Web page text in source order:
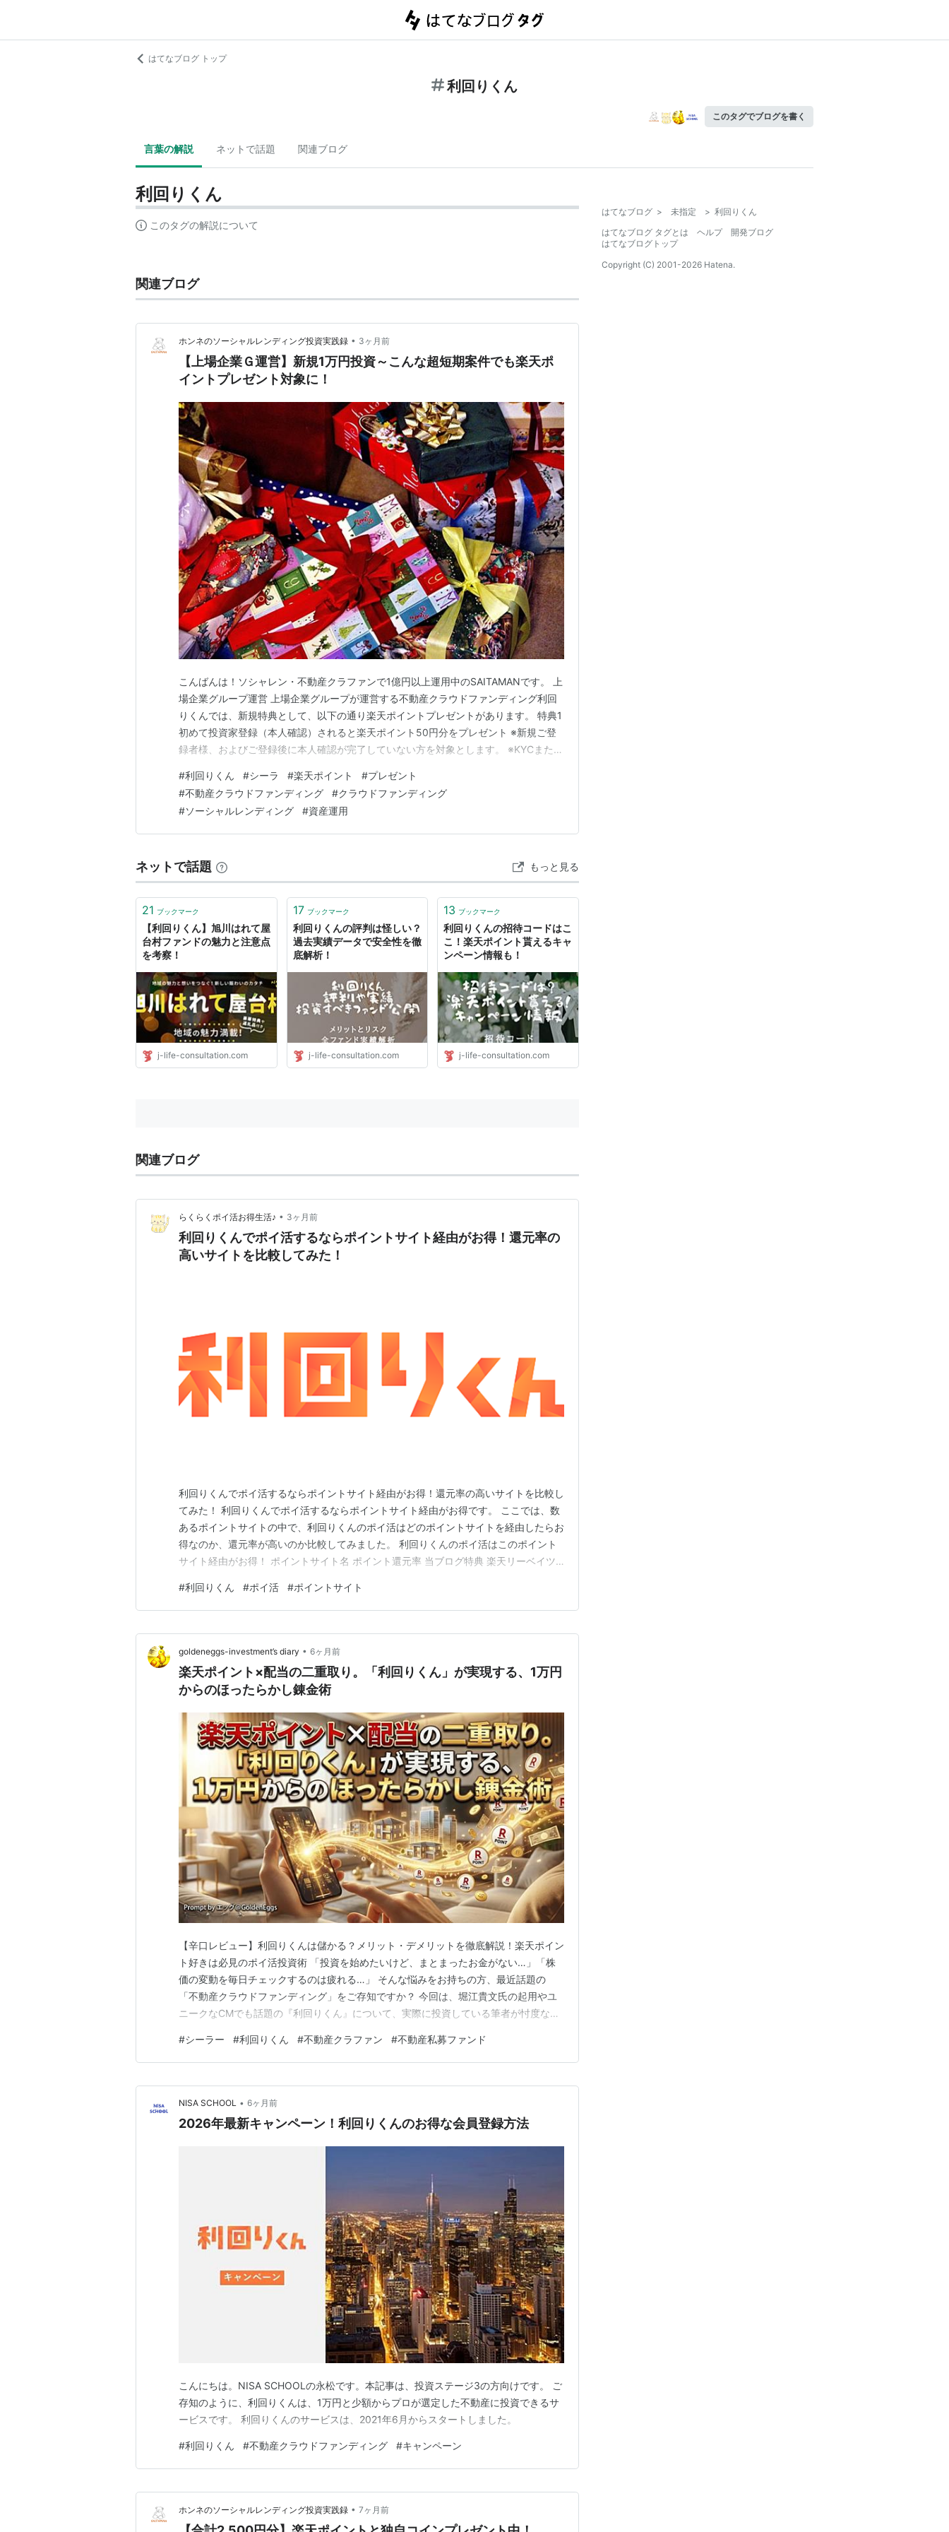
はてなブログ トップ
利回りくん
このタグでブログを書く
言葉の解説 ネットで話題 関連ブログ
利回りくん
このタグの解説について
関連ブログ
ホンネのソーシャルレンディング投資実践録 • 3ヶ月前
【上場企業Ｇ運営】新規1万円投資～こんな超短期案件でも楽天ポ
イントプレゼント対象に！
こんばんは！ソシャレン・不動産クラファンで1億円以上運用中のSAITAMANです。 上
場企業グループ運営 上場企業グループが運営する不動産クラウドファンディング利回
りくんでは、新規特典として、以下の通り楽天ポイントプレゼントがあります。 特典1
初めて投資家登録（本人確認）されると楽天ポイント50円分をプレゼント ※新規ご登
録者様、およびご登録後に本人確認が完了していない方を対象とします。 ※KYCまたは
イント連携が必要となります。 ※連携された楽天IDへ自動的にポイントを進呈させてい
ただきます。特典2初めて出資され…
#利回りくん #シーラ #楽天ポイント #プレゼント
#不動産クラウドファンディング #クラウドファンディング
#ソーシャルレンディング #資産運用
ネットで話題 もっと見る
21 ブックマーク
【利回りくん】旭川はれて屋
台村ファンドの魅力と注意点
を考察！
j-life-consultation.com
17 ブックマーク
利回りくんの評判は怪しい？
過去実績データで安全性を徹
底解析！
j-life-consultation.com
13 ブックマーク
利回りくんの招待コードはこ
こ！楽天ポイント貰えるキャ
ンペーン情報も！
j-life-consultation.com
関連ブログ
らくらくポイ活お得生活♪ • 3ヶ月前
利回りくんでポイ活するならポイントサイト経由がお得！還元率の
高いサイトを比較してみた！
利回りくんでポイ活するならポイントサイト経由がお得！還元率の高いサイトを比較し
てみた！ 利回りくんでポイ活するならポイントサイト経由がお得です。 ここでは、数
あるポイントサイトの中で、利回りくんのポイ活はどのポイントサイトを経由したらお
得なのか、還元率が高いのか比較してみました。 利回りくんのポイ活はこのポイント
サイト経由がお得！ ポイントサイト名 ポイント還元率 当ブログ特典 楽天リーベイツ
イント ハピタス（hapitas） +2,500円分 2,300円相当のポイント ECナビ +2,…
#利回りくん #ポイ活 #ポイントサイト
goldeneggs-investment’s diary • 6ヶ月前
楽天ポイント×配当の二重取り。「利回りくん」が実現する、1万円
からのほったらかし錬金術
【辛口レビュー】利回りくんは儲かる？メリット・デメリットを徹底解説！楽天ポイン
ト好きは必見のポイ活投資術 「投資を始めたいけど、まとまったお金がない…」「株
価の変動を毎日チェックするのは疲れる…」 そんな悩みをお持ちの方、最近話題の
「不動産クラウドファンディング」をご存知ですか？ 今回は、堀江貴文氏の起用やユ
ニークなCMでも話題の『利回りくん』について、実際に投資している筆者が忖度なし
ころ（デメリット）も辛口でぶっちゃけますので、投資判断の参考にしてください。
結論から言うと、「楽天ポイントを貯めている人」や「少額か…
#シーラー #利回りくん #不動産クラファン #不動産私募ファンド
NISA SCHOOL • 6ヶ月前
2026年最新キャンペーン！利回りくんのお得な会員登録方法
こんにちは。NISA SCHOOLの永松です。本記事は、投資ステージ3の方向けです。 ご
存知のように、利回りくんは、1万円と少額からプロが選定した不動産に投資できるサ
ービスです。 利回りくんのサービスは、2021年6月からスタートしました。
#利回りくん #不動産クラウドファンディング #キャンペーン
ホンネのソーシャルレンディング投資実践録 • 7ヶ月前
はてなブログ > 未指定 > 利回りくん
はてなブログ タグとは
ヘルプ
開発ブログ
はてなブログトップ
Copyright (C) 2001-2026 Hatena.